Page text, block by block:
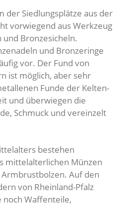
der Siedlungsplätze aus der
vorwiegend aus Werkzeug
Bronzesicheln.
und Bronzeringe
vor. Der Fund von
ist möglich, aber sehr
Funde der Kelten-
und überwiegen die
Schmuck und vereinzelt
bestehen
mittelalterlichen Münzen
Auf den
von Rheinland-Pfalz
Waffenteile,